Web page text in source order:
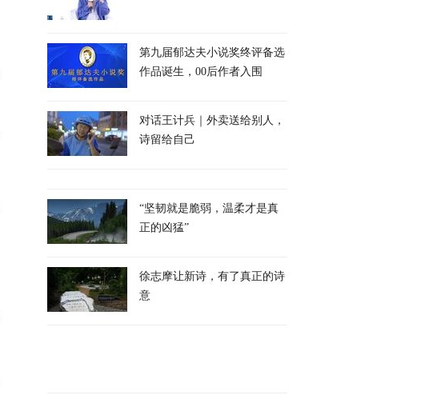
第九届郁达夫小说奖终评备选
作品诞生，00后作者入围
对话王计兵｜外卖送给别人，
诗留给自己
“坚韧就是脆弱，温柔才是真
正的凶猛”
徐志摩让新诗，有了真正的诗
意